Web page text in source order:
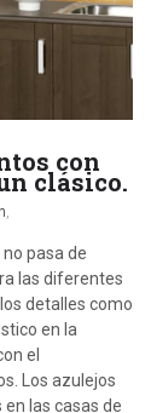
con
clásico.
pasa de
las diferentes
detalles como
en la
el
Los azulejos
las casas de